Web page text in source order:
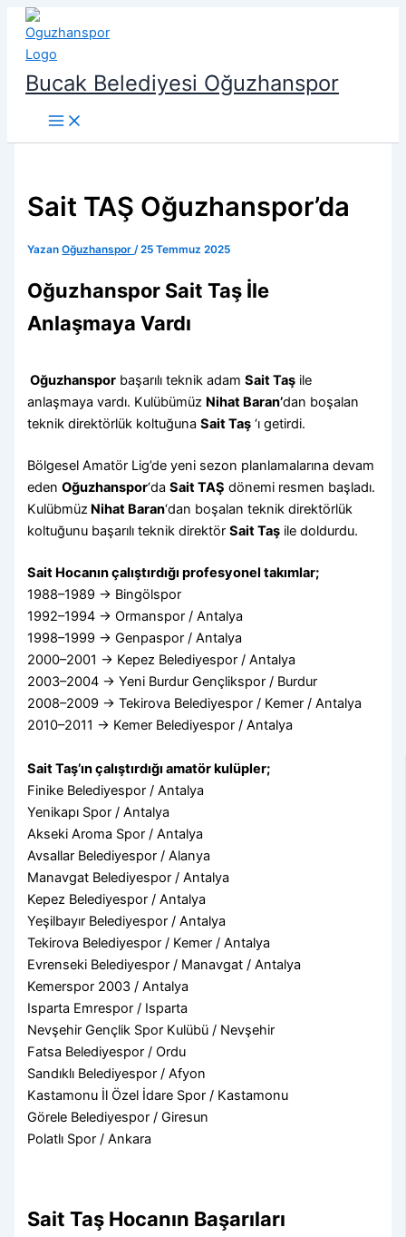
İçeriğe
atla
Bucak Belediyesi Oğuzhanspor
Sait TAŞ Oğuzhanspor’da
Yazan Oğuzhanspor/25 Temmuz 2025
Oğuzhanspor Sait Taş İle
Anlaşmaya Vardı
Oğuzhanspor başarılı teknik adamSait Taş ile
anlaşmaya vardı. Kulübümüz Nihat Baran’dan boşalan
teknik direktörlük koltuğunaSait Taş ‘ı getirdi.
Bölgesel Amatör Lig’de yeni sezon planlamalarına devam
edenOğuzhanspor‘daSait TAŞ dönemi resmen başladı.
Kulübmüz Nihat Baran‘dan boşalan teknik direktörlük
koltuğunu başarılı teknik direktörSait Taş ile doldurdu.
Sait Hocanın çalıştırdığı profesyonel takımlar;
1988–1989 → Bingölspor
1992–1994 → Ormanspor / Antalya
1998–1999 → Genpaspor / Antalya
2000–2001 → Kepez Belediyespor / Antalya
2003–2004 → Yeni Burdur Gençlikspor / Burdur
2008–2009 → Tekirova Belediyespor / Kemer / Antalya
2010–2011 → Kemer Belediyespor / Antalya
Sait Taş’ın çalıştırdığı amatör kulüpler;
Finike Belediyespor / Antalya
Yenikapı Spor / Antalya
Akseki Aroma Spor / Antalya
Avsallar Belediyespor / Alanya
Manavgat Belediyespor / Antalya
Kepez Belediyespor / Antalya
Yeşilbayır Belediyespor / Antalya
Tekirova Belediyespor / Kemer / Antalya
Evrenseki Belediyespor / Manavgat / Antalya
Kemerspor 2003 / Antalya
Isparta Emrespor / Isparta
Nevşehir Gençlik Spor Kulübü / Nevşehir
Fatsa Belediyespor / Ordu
Sandıklı Belediyespor / Afyon
Kastamonu İl Özel İdare Spor / Kastamonu
Görele Belediyespor / Giresun
Polatlı Spor / Ankara
Sait Taş Hocanın Başarıları